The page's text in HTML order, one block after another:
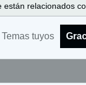
están relacionados
Temas tuyos